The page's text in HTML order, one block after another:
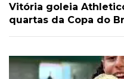
Vitória goleia
quartas da Copa do